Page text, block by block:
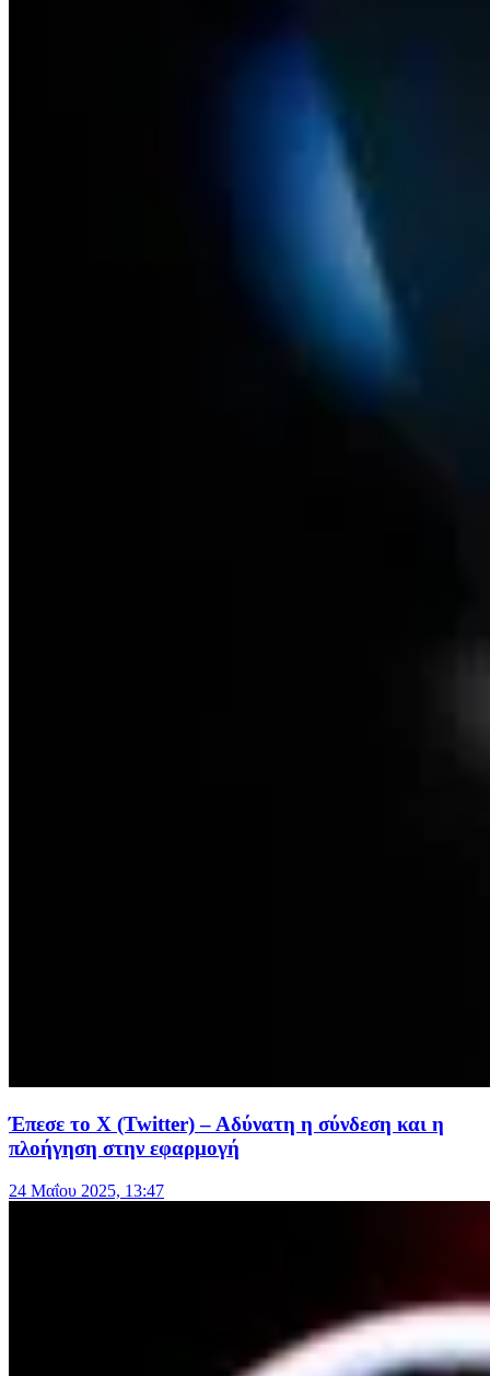
Έπεσε το Χ (Twitter) – Αδύνατη η σύνδεση και η
πλοήγηση στην εφαρμογή
24 Μαΐου 2025, 13:47